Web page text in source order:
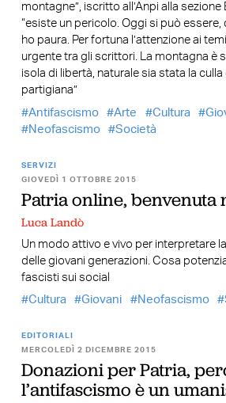
montagne”, iscritto all’Anpi alla sezione
“esiste un pericolo. Oggi si può essere,
ho paura. Per fortuna l’attenzione ai
urgente tra gli scrittori. La montagna è
isola di libertà, naturale sia stata la culla
partigiana”
Antifascismo
Arte Cultura
Neofascismo
Società
SERVIZI
GIOVEDÌ 1 OTTOBRE 2015
Patria online, benvenuta
Luca Landò
Un modo attivo e vivo per interpretare
delle giovani generazioni. Cosa
fascisti sui social
Cultura
Giovani Neofascismo
EDITORIALI
MERCOLEDÌ 2 DICEMBRE 2015
Donazioni per Patria,
l’antifascismo è un